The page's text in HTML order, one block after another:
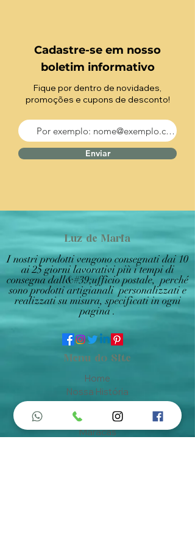
Cadastre-se em nosso
boletim informativo
Fique por dentro de novidades,
promoções e cupons de desconto!
Enviar
Luz de Maria
I nostri prodotti vengono consegnati dai 10
ai 25 giorni lavorativi più i tempi di
consegna dall&#39;ufficio postale, perché
sono prodotti artigianali personalizzati e
realizzati su misura, specificati in ogni
pagina .
Menu do Site
Home
Nossa História
Fardamentos
Acessórios
Maracás